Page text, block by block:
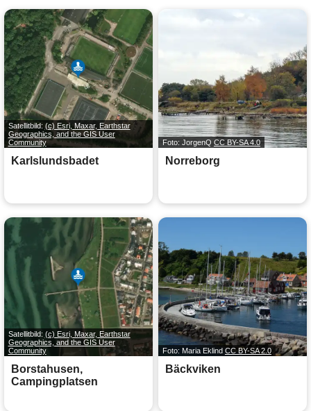
Satellitbild: (c) Esri, Maxar, Earthstar
Geographics, and the GIS User
Community
Karlslundsbadet
Foto: JorgenQ CC BY-SA 4.0
Norreborg
Satellitbild: (c) Esri, Maxar, Earthstar
Geographics, and the GIS User
Community
Borstahusen,
Campingplatsen
Foto: Maria Eklind CC BY-SA 2.0
Bäckviken